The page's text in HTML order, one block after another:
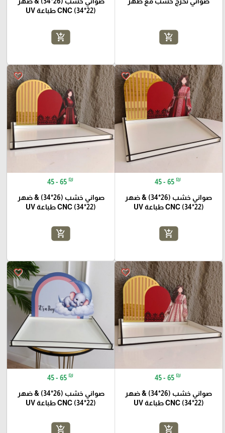
add_shopping_cart
(22*34) CNC طباعة UV
add_shopping_cart
favorite_border
45 - 65 ₪
صواني خشب (26*34) & ضهر
(22*34) CNC طباعة UV
add_shopping_cart
favorite_border
45 - 65 ₪
صواني خشب (26*34) & ضهر
(22*34) CNC طباعة UV
add_shopping_cart
favorite_border
45 - 65 ₪
صواني خشب (26*34) & ضهر
(22*34) CNC طباعة UV
add_shopping_cart
favorite_border
45 - 65 ₪
صواني خشب (26*34) & ضهر
(22*34) CNC طباعة UV
add_shopping_cart